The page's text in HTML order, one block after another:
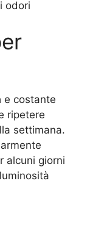
odori
e costante
ripetere
settimana.
alcuni giorni